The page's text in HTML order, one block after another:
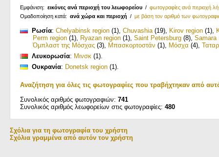
Εμφάνιση: εικόνες ανά περιοχή του λεωφορείου / φωτογραφίες ανά περιοχή
Ομαδοποίηση κατά: ανά χώρα και περιοχή / με βάση τον αριθμό των
Ρωσία: Chelyabinsk region (1), Chuvashia(19), Kirov region (1),
Perm region (1), Ryazan region (1), Saint Petersburg (8), Samara
Όμπλαστ της Μόσχας (3), Μπασκορτοστάν (1), Μόσχα (4),
Λευκορωσία: Μινσκ (1).
Ουκρανία: Donetsk region (1).
Αναζήτηση για όλες τις φωτογραφίες που τραβήχτηκαν από
Συνολικός αριθμός φωτογραφιών: 741
Συνολικός αριθμός λεωφορείων στις φωτογραφίες: 480
Σχόλια για τη φωτογραφία του χρήστη
Σχόλια γραμμένα από αυτόν τον χρήστη